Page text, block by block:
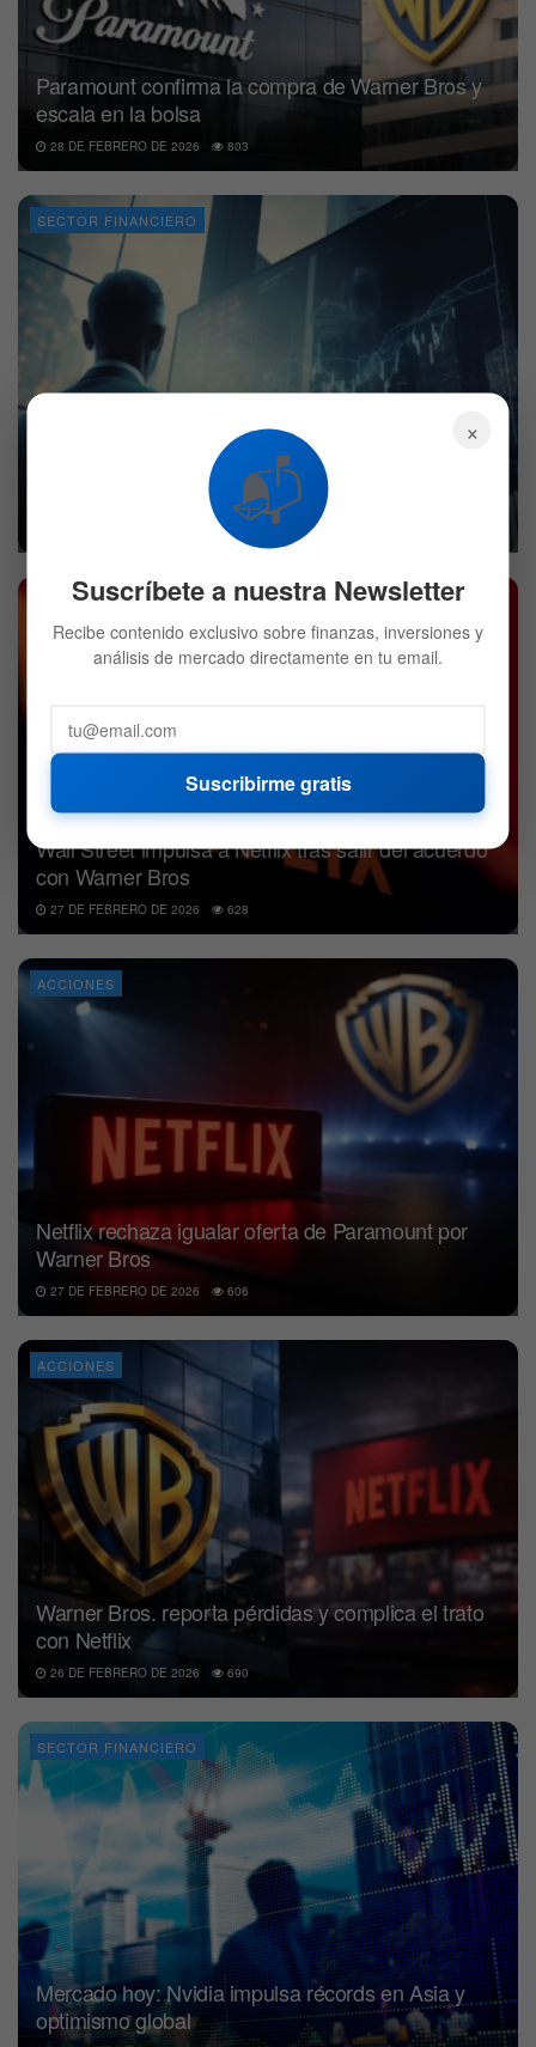
Paramount confirma la compra de Warner Bros y
escala en la bolsa
28 DE FEBRERO DE 2026 803
SECTOR FINANCIERO
Mercado hoy: Despidos masivos en Block y
cautela en Wall Street
631
ACCIONES
Wall Street impulsa a Netflix tras salir del acuerdo
con Warner Bros
27 DE FEBRERO DE 2026 628
ACCIONES
Netflix rechaza igualar oferta de Paramount por
Warner Bros
27 DE FEBRERO DE 2026 606
ACCIONES
Warner Bros. reporta pérdidas y complica el trato
con Netflix
26 DE FEBRERO DE 2026 690
SECTOR FINANCIERO
Mercado hoy: Nvidia impulsa récords en Asia y
optimismo global
×
📬
Suscríbete a nuestra Newsletter
Recibe contenido exclusivo sobre finanzas, inversiones y
análisis de mercado directamente en tu email.
Suscribirme gratis